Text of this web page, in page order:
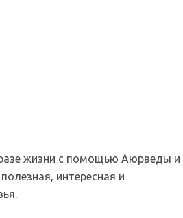
жизни с помощью Аюрведы и
интересная и